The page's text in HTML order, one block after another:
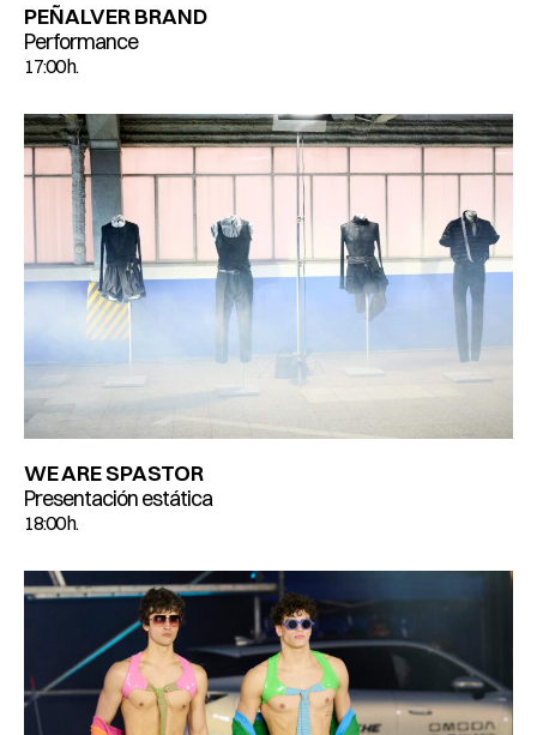
PEÑALVER BRAND
Performance
17:00 h.
WE ARE SPASTOR
Presentación estática
18:00 h.